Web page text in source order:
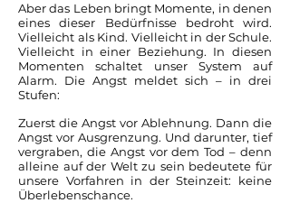
Aber das Leben bringt Momente, in denen
eines dieser Bedürfnisse bedroht wird.
Vielleicht als Kind. Vielleicht in der Schule.
Vielleicht in einer Beziehung. In diesen
Momenten schaltet unser System auf
Alarm. Die Angst meldet sich – in drei
Stufen:
Zuerst die Angst vor Ablehnung. Dann die
Angst vor Ausgrenzung. Und darunter, tief
vergraben, die Angst vor dem Tod – denn
alleine auf der Welt zu sein bedeutete für
unsere Vorfahren in der Steinzeit: keine
Überlebenschance.